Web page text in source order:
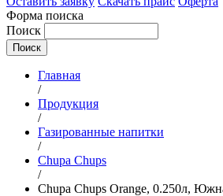
Форма поиска
Поиск
Главная
/
Продукция
/
Газированные напитки
/
Chupa Chups
/
Chupa Chups Orange, 0.250л,